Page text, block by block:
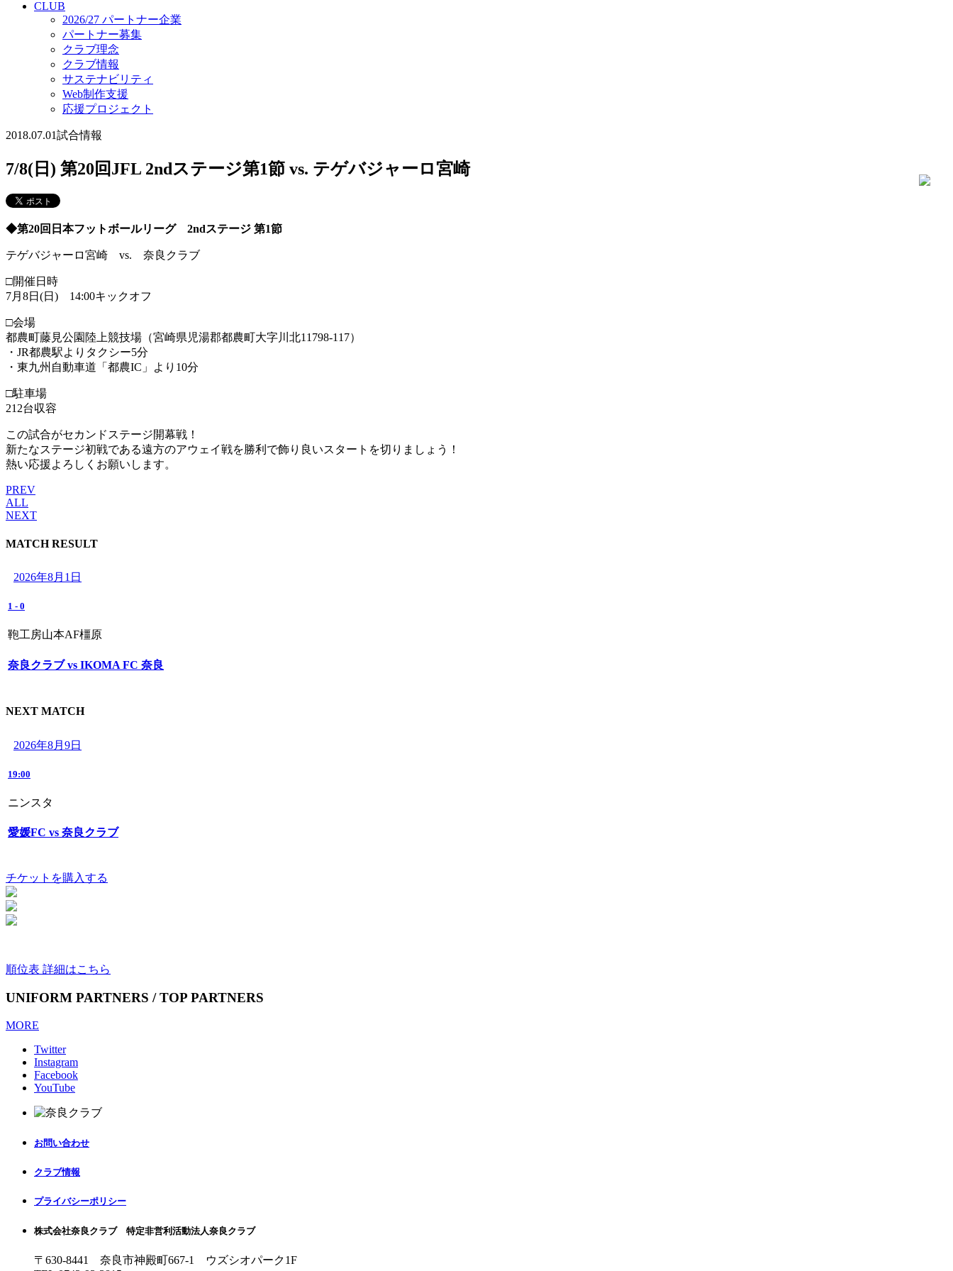
CLUB
2026/27 パートナー企業
パートナー募集
クラブ理念
クラブ情報
サステナビリティ
Web制作支援
応援プロジェクト
2018.07.01試合情報
7/8(日) 第20回JFL 2ndステージ第1節 vs. テゲバジャーロ宮崎
◆第20回日本フットボールリーグ 2ndステージ 第1節
テゲバジャーロ宮崎 vs. 奈良クラブ
□開催日時
7月8日(日) 14:00キックオフ
□会場
都農町藤見公園陸上競技場（宮崎県児湯郡都農町大字川北11798-117）
・JR都農駅よりタクシー5分
・東九州自動車道「都農IC」より10分
□駐車場
212台収容
この試合がセカンドステージ開幕戦！
新たなステージ初戦である遠方のアウェイ戦を勝利で飾り良いスタートを切りましょう！
熱い応援よろしくお願いします。
PREV
ALL
NEXT
MATCH RESULT
2026年8月1日
1 - 0
鞄工房山本AF橿原
奈良クラブ vs IKOMA FC 奈良
NEXT MATCH
2026年8月9日
19:00
ニンスタ
愛媛FC vs 奈良クラブ
チケットを購入する
順位表 詳細はこちら
UNIFORM PARTNERS / TOP PARTNERS
MORE
Twitter
Instagram
Facebook
YouTube
お問い合わせ
クラブ情報
プライバシーポリシー
株式会社奈良クラブ 特定非営利活動法人奈良クラブ
〒630-8441 奈良市神殿町667-1
ウズシオパーク1F